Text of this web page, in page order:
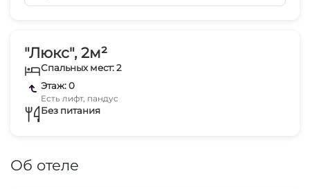
"Люкс", 2м²
Спальных мест: 2
Этаж: 0
Есть лифт, пандус
Без питания
Об отеле